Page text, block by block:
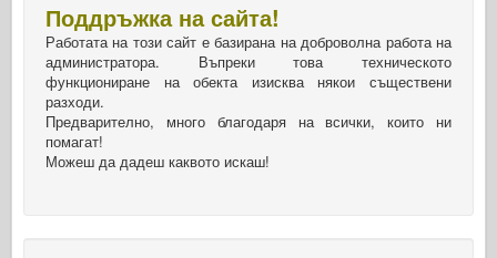
Поддръжка на сайта!
Работата на този сайт е базирана на доброволна работа на
администратора. Въпреки това техническото
функциониране на обекта изисква някои съществени
разходи.
Предварително, много благодаря на всички, които ни
помагат!
Можеш да дадеш каквото искаш!